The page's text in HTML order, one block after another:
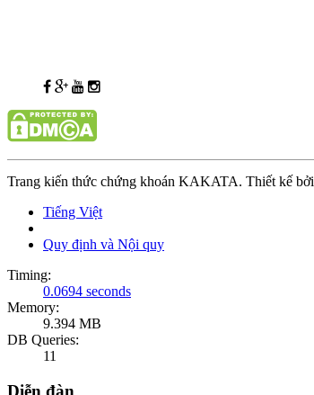
Trang kiến thức chứng khoán KAKATA. Thiết kế bởi
Tiếng Việt
Quy định và Nội quy
Timing:
0.0694 seconds
Memory:
9.394 MB
DB Queries:
11
Diễn đàn